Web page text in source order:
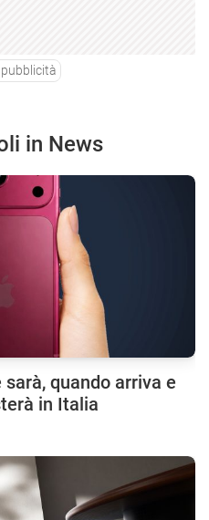
in News
quando arriva e
in Italia